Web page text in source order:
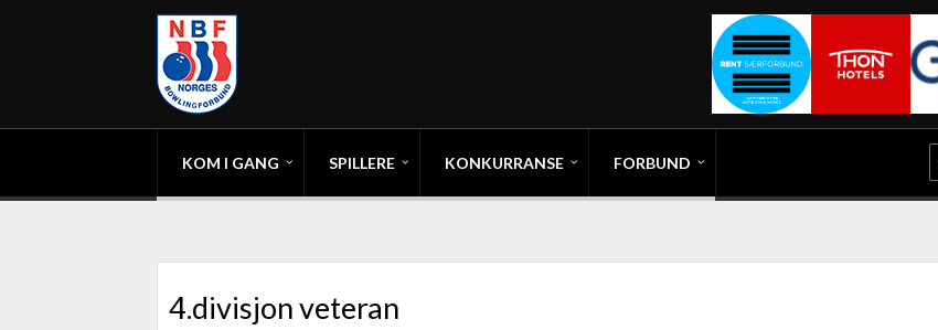
KOM I GANG SPILLERE KONKURRANSE FORBUND
4.divisjon veteran